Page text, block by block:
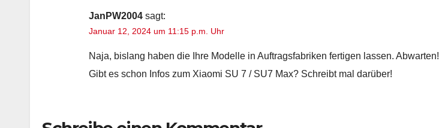
JanPW2004 sagt:
Januar 12, 2024 um 11:15 p.m. Uhr
Naja, bislang haben die Ihre Modelle in Auftragsfabriken fertigen lassen. Abwarten!
Gibt es schon Infos zum Xiaomi SU 7 / SU7 Max? Schreibt mal darüber!